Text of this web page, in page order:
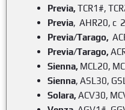
Previa, TCR1#,
Previa, AHR20, c
Previa/Tarago,
Previa/Tarago,
Sienna, MCL20,
Sienna, ASL30,
Solara, ACV30,